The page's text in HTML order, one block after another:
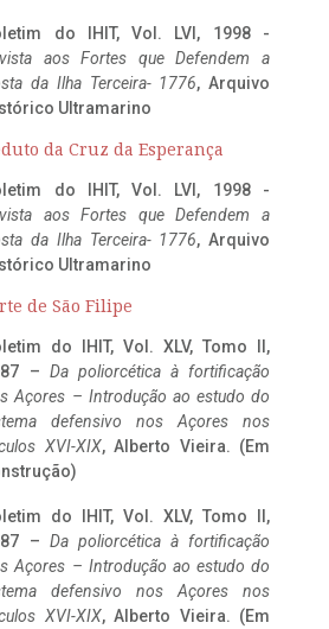
do IHIT, Vol. LVI, 1998 -
aos Fortes que Defendem a
da Ilha Terceira- 1776, Arquivo
Ultramarino
da Cruz da Esperança
do IHIT, Vol. LVI, 1998 -
aos Fortes que Defendem a
da Ilha Terceira- 1776, Arquivo
Ultramarino
de São Filipe
do IHIT, Vol. XLV, Tomo II,
– Da poliorcética à fortificação
Açores – Introdução ao estudo do
defensivo nos Açores nos
XVI-XIX, Alberto Vieira. (Em
do IHIT, Vol. XLV, Tomo II,
– Da poliorcética à fortificação
Açores – Introdução ao estudo do
defensivo nos Açores nos
XVI-XIX, Alberto Vieira. (Em